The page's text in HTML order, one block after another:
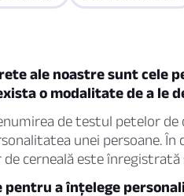
ale noastre sunt cele
o modalitate de a le
de testul petelor de
unei persoane. În
cerneală este înregistrată
pentru a înțelege